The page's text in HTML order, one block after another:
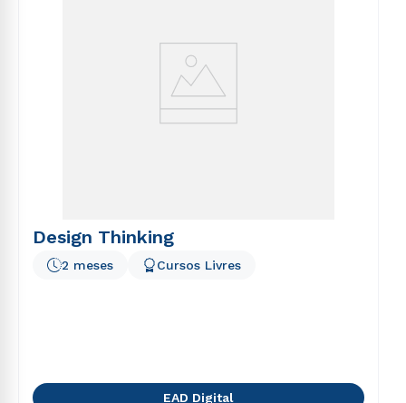
Design Thinking
2 meses Cursos Livres
EAD Digital